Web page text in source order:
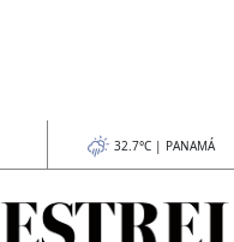
32.7°C | PANAMÁ